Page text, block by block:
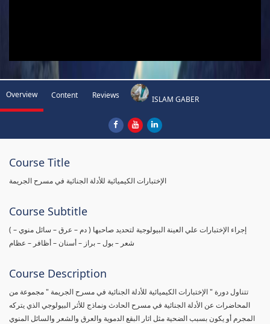
Overview Content Reviews ISLAM GABER
Course Title
الإختبارات الكيميائية للأدلة الجنائية في مسرح الجريمة
Course Subtitle
( إجراء الإختبارات علي العينة البيولوجية لتحديد صاحبها ( دم – عرق – سائل منوي –
شعر – بول – براز – أسنان – أظافر – عظام
Course Description
تتناول دورة " الإختبارات الكيميائية للأدلة الجنائية في مسرح الجريمة " مجموعة من
المحاضرات عن الأدلة الجنائية في مسرح الحادث ونماذج للأثر البيولوجي الذي يتركه
المجرم أو يكون بسبب الضحية مثل اثار البقع الدموية والعرق والشعر والسائل المنوي